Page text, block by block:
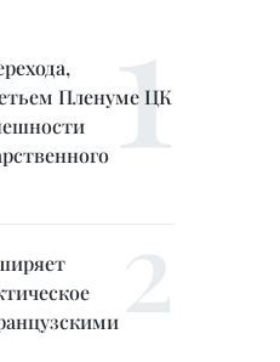
Пленуме ЦК